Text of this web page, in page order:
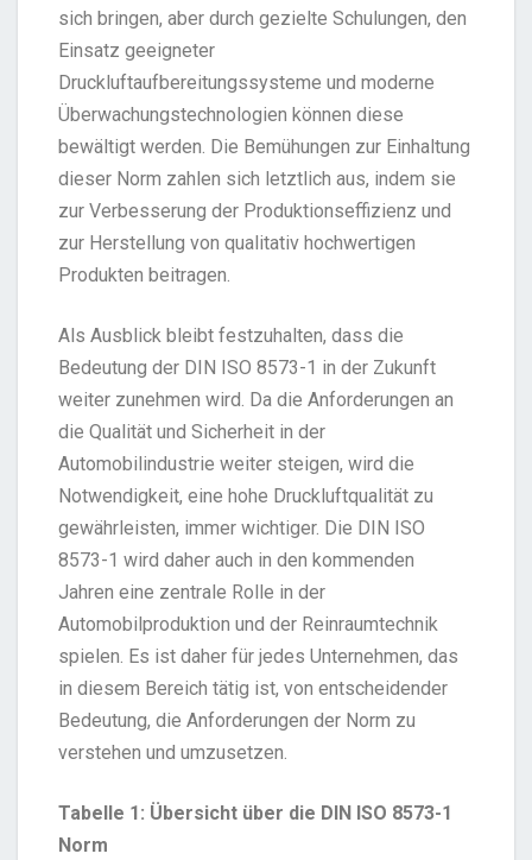
sich bringen, aber durch gezielte Schulungen, den
Einsatz geeigneter
Druckluftaufbereitungssysteme und moderne
Überwachungstechnologien können diese
bewältigt werden. Die Bemühungen zur Einhaltung
dieser Norm zahlen sich letztlich aus, indem sie
zur Verbesserung der Produktionseffizienz und
zur Herstellung von qualitativ hochwertigen
Produkten beitragen.
Als Ausblick bleibt festzuhalten, dass die
Bedeutung der DIN ISO 8573-1 in der Zukunft
weiter zunehmen wird. Da die Anforderungen an
die Qualität und Sicherheit in der
Automobilindustrie weiter steigen, wird die
Notwendigkeit, eine hohe Druckluftqualität zu
gewährleisten, immer wichtiger. Die DIN ISO
8573-1 wird daher auch in den kommenden
Jahren eine zentrale Rolle in der
Automobilproduktion und der Reinraumtechnik
spielen. Es ist daher für jedes Unternehmen, das
in diesem Bereich tätig ist, von entscheidender
Bedeutung, die Anforderungen der Norm zu
verstehen und umzusetzen.
Tabelle 1: Übersicht über die DIN ISO 8573-1
Norm